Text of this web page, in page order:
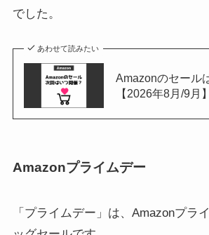
でした。
あわせて読みたい
Amazonのセール
【2026年8月/9月】
Amazonプライムデー
「プライムデー」は、Amazonプラ